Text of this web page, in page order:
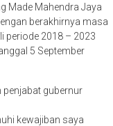
Made Mahendra Jaya
berakhirnya masa
periode 2018 – 2023
5 September
gubernur
kewajiban saya